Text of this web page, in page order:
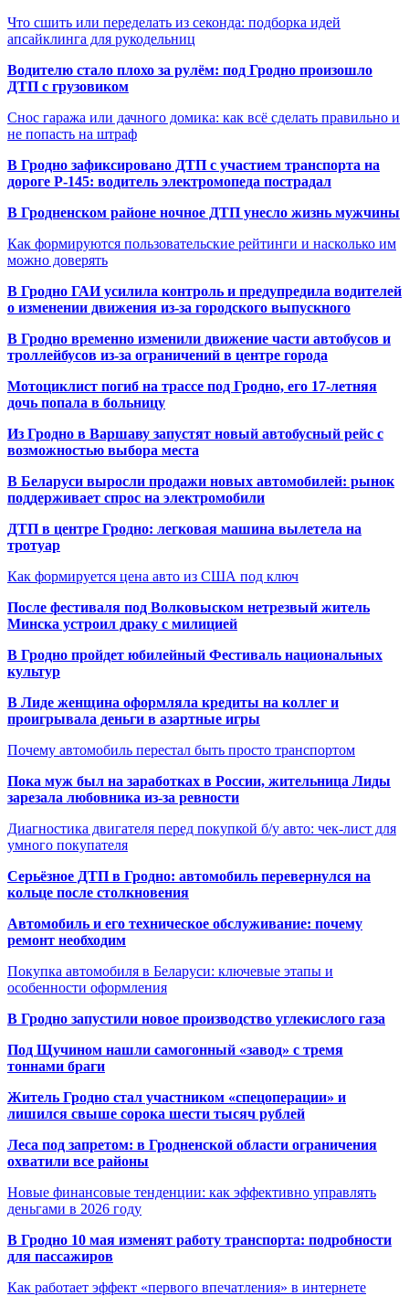
Что сшить или переделать из секонда: подборка идей
апсайклинга для рукодельниц
Водителю стало плохо за рулём: под Гродно произошло
ДТП с грузовиком
Снос гаража или дачного домика: как всё сделать правильно и
не попасть на штраф
В Гродно зафиксировано ДТП с участием транспорта на
дороге Р-145: водитель электромопеда пострадал
В Гродненском районе ночное ДТП унесло жизнь мужчины
Как формируются пользовательские рейтинги и насколько им
можно доверять
В Гродно ГАИ усилила контроль и предупредила водителей
о изменении движения из-за городского выпускного
В Гродно временно изменили движение части автобусов и
троллейбусов из-за ограничений в центре города
Мотоциклист погиб на трассе под Гродно, его 17-летняя
дочь попала в больницу
Из Гродно в Варшаву запустят новый автобусный рейс с
возможностью выбора места
В Беларуси выросли продажи новых автомобилей: рынок
поддерживает спрос на электромобили
ДТП в центре Гродно: легковая машина вылетела на
тротуар
Как формируется цена авто из США под ключ
После фестиваля под Волковыском нетрезвый житель
Минска устроил драку с милицией
В Гродно пройдет юбилейный Фестиваль национальных
культур
В Лиде женщина оформляла кредиты на коллег и
проигрывала деньги в азартные игры
Почему автомобиль перестал быть просто транспортом
Пока муж был на заработках в России, жительница Лиды
зарезала любовника из-за ревности
Диагностика двигателя перед покупкой б/у авто: чек-лист для
умного покупателя
Серьёзное ДТП в Гродно: автомобиль перевернулся на
кольце после столкновения
Автомобиль и его техническое обслуживание: почему
ремонт необходим
Покупка автомобиля в Беларуси: ключевые этапы и
особенности оформления
В Гродно запустили новое производство углекислого газа
Под Щучином нашли самогонный «завод» с тремя
тоннами браги
Житель Гродно стал участником «спецоперации» и
лишился свыше сорока шести тысяч рублей
Леса под запретом: в Гродненской области ограничения
охватили все районы
Новые финансовые тенденции: как эффективно управлять
деньгами в 2026 году
В Гродно 10 мая изменят работу транспорта: подробности
для пассажиров
Как работает эффект «первого впечатления» в интернете